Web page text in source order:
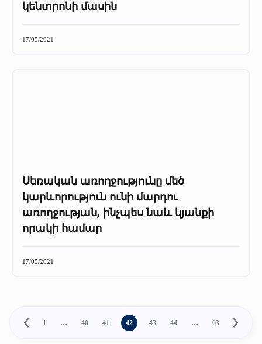
կենտրոնի մասին
17/05/2021
Սեռական առողջությունը մեծ
կարևորություն ունի մարդու
առողջության, ինչպես նաև կյանքի
որակի համար
17/05/2021
1 … 40 41 42 43 44 … 63